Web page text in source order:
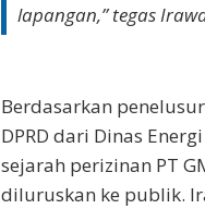
lapangan,” tegas
Berdasarkan
DPRD dari Dinas
sejarah perizinan PT
diluruskan ke publik.